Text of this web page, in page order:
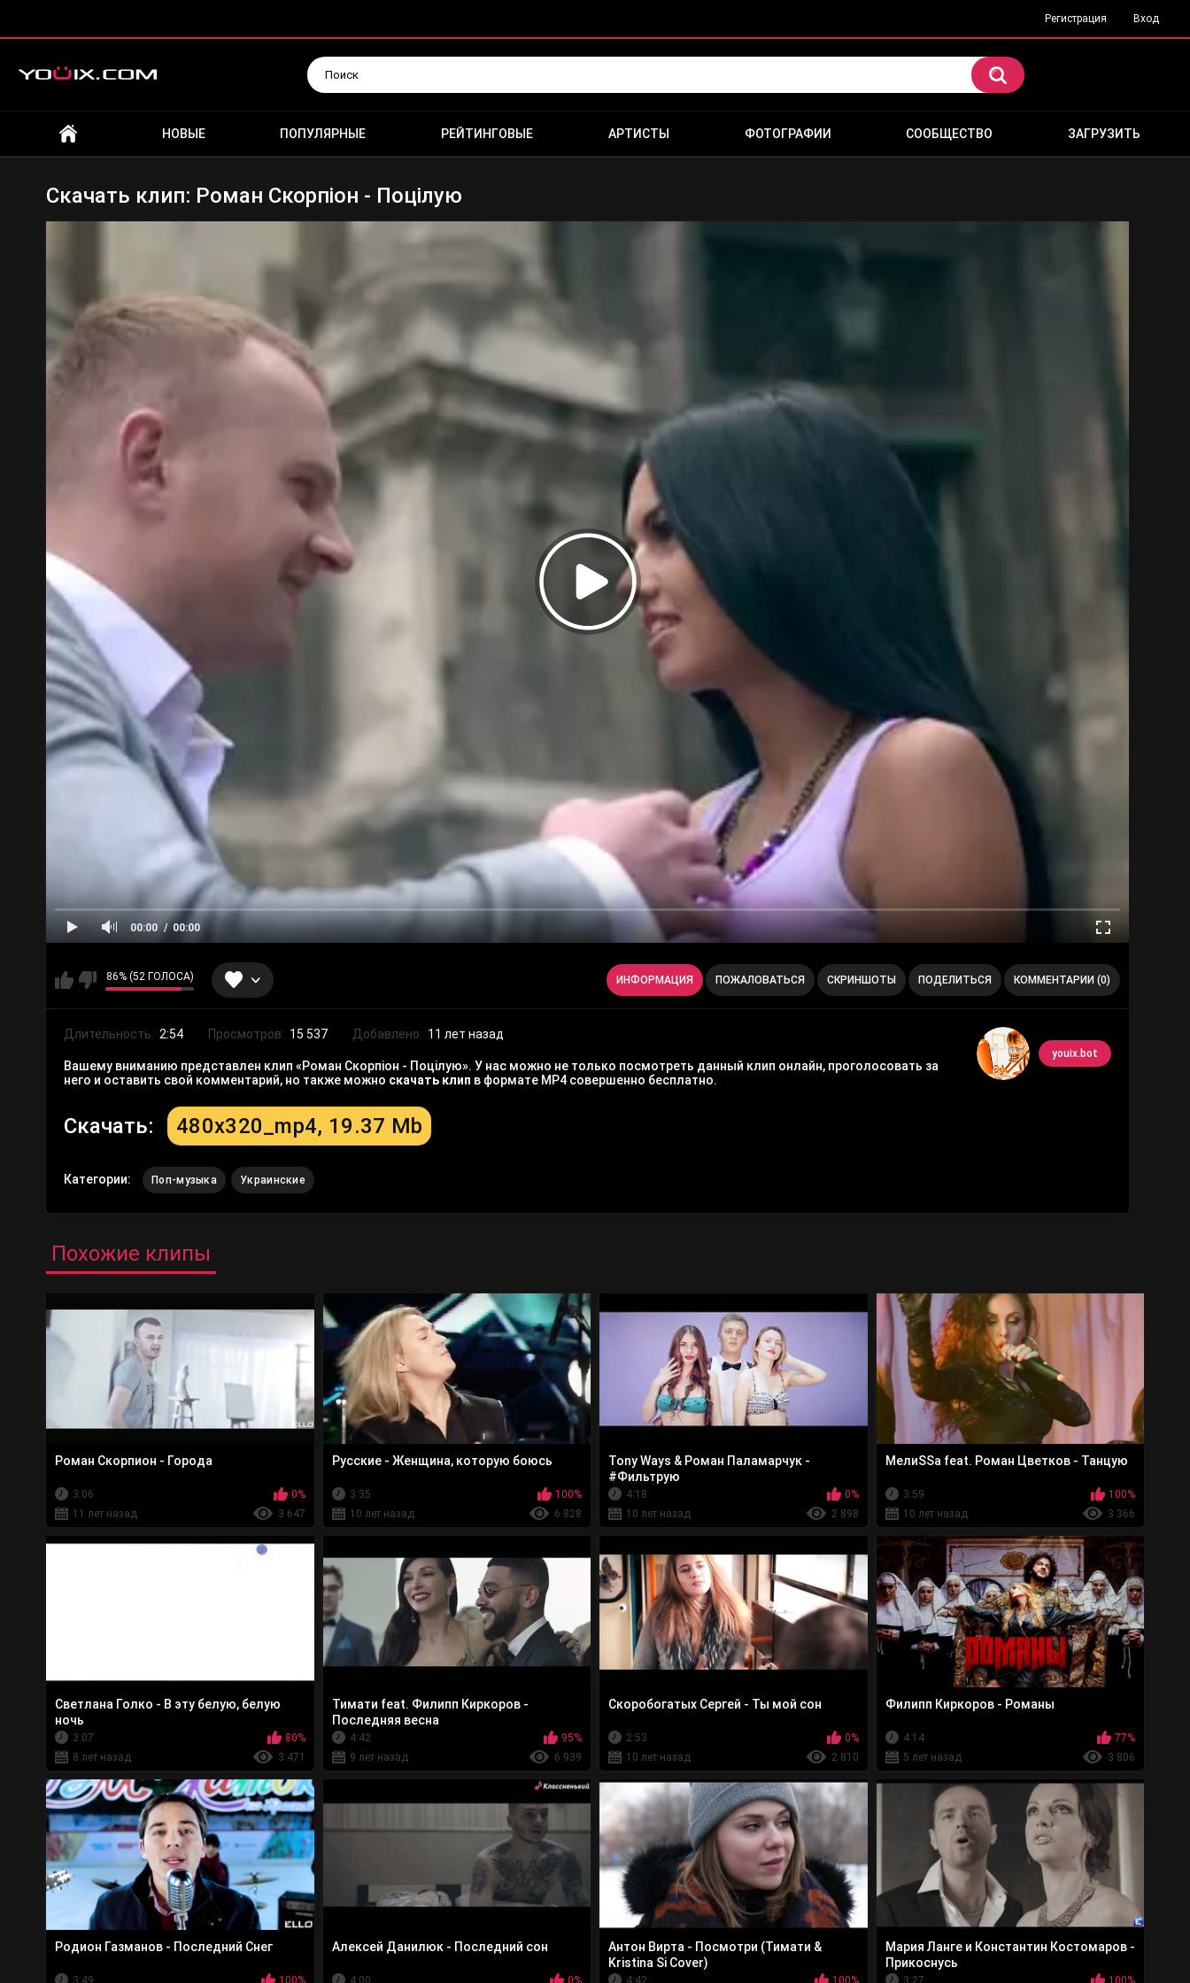
Регистрация Вход
НОВЫЕ ПОПУЛЯРНЫЕ РЕЙТИНГОВЫЕ АРТИСТЫ ФОТОГРАФИИ СООБЩЕСТВО ЗАГРУЗИТЬ
Скачать клип: Роман Скорпіон - Поцілую
00:00 00:00
86% (52 ГОЛОСА) ИНФОРМАЦИЯ ПОЖАЛОВАТЬСЯ СКРИНШОТЫ ПОДЕЛИТЬСЯ КОММЕНТАРИИ (0)
youix.bot
Длительность: 2:54 Просмотров: 15 537 Добавлено: 11 лет назад
Вашему вниманию представлен клип «Роман Скорпіон - Поцілую». У нас можно не только посмотреть данный клип онлайн, проголосовать за
него и оставить свой комментарий, но также можно скачать клип в формате MP4 совершенно бесплатно.
Скачать: 480x320_mp4, 19.37 Mb
Категории: Поп-музыка Украинские
Похожие клипы
Роман Скорпион - Города
3:06
0%
11 лет назад
3 647
Русские - Женщина, которую боюсь
3:35
100%
10 лет назад
6 828
Tony Ways & Роман Паламарчук -
#Фильтрую
4:18
0%
10 лет назад
2 898
МелиSSа feat. Роман Цветков - Танцую
3:59
100%
10 лет назад
3 366
Светлана Голко - В эту белую, белую
ночь
3:07
80%
8 лет назад
3 471
Тимати feat. Филипп Киркоров -
Последняя весна
4:42
95%
9 лет назад
6 939
Скоробогатых Сергей - Ты мой сон
2:53
0%
10 лет назад
2 810
Филипп Киркоров - Романы
4:14
77%
5 лет назад
3 806
Родион Газманов - Последний Снег
3:49 100%
Алексей Данилюк - Последний сон
4:00 0%
Антон Вирта - Посмотри (Тимати &
Kristina Si Cover)
4:42 100%
Мария Ланге и Константин Костомаров -
Прикоснусь
3:27 100%